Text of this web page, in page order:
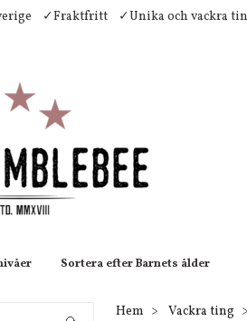
✓Fraktfritt ✓Unika och vackra
Sortera efter Barnets ålder
Hem Vackra ting